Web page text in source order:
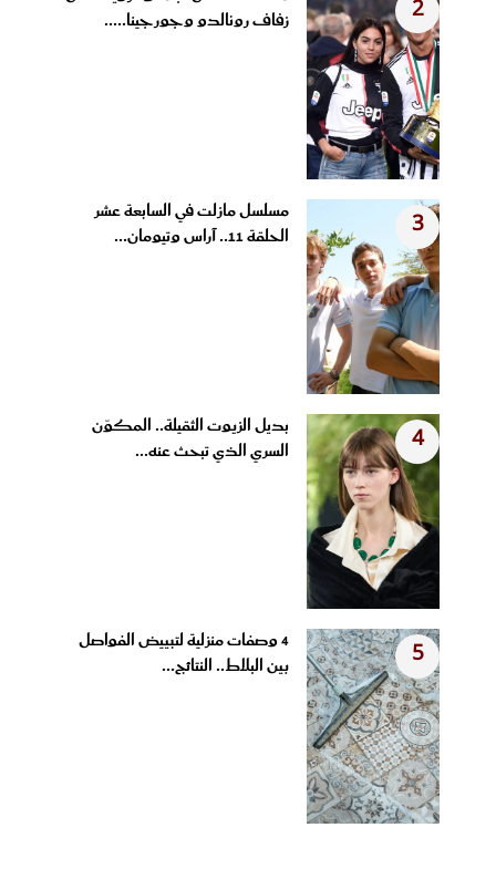
2
زفاف رونالدو وجورجينا.....
3
مسلسل مازلت في السابعة عشر
الحلقة 11.. آراس وتيومان...
4
بديل الزيوت الثقيلة.. المكوّن
السري الذي تبحث عنه...
5
4 وصفات منزلية لتبييض الفواصل
بين البلاط.. النتائج...